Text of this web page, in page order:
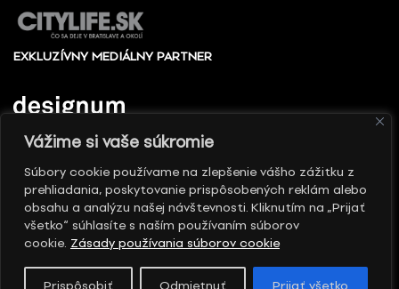
Vážime si vaše súkromie
Súbory cookie používame na zlepšenie vášho zážitku z
prehliadania, poskytovanie prispôsobených reklám alebo
obsahu a analýzu našej návštevnosti. Kliknutím na „Prijať
všetko“ súhlasíte s naším používaním súborov
cookie. Zásady používania súborov cookie
Prispôsobiť Odmietnuť Prijať všetko
EXKLUZÍVNY MEDIÁLNY PARTNER
© 2010 - 2026 Slovenské centrum dizajnu, Všetky
práva vyhradené